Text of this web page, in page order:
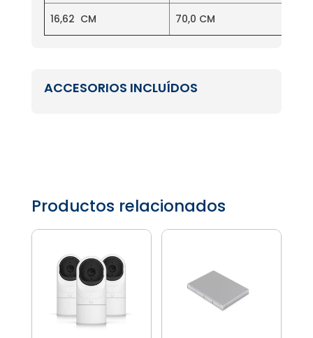
16,62 CM 70,0 CM
ACCESORIOS INCLUÍDOS
Productos relacionados